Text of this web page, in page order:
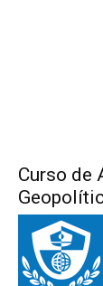
Curso de